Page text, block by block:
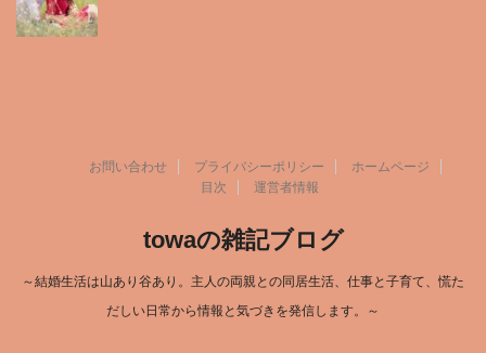
お問い合わせ プライバシーポリシー
ホームページ
目次
運営者情報
towaの雑記ブログ
～結婚生活は山あり谷あり。主人の両親との同居生活、仕事と子育て、慌た
だしい日常から情報と気づきを発信します。～